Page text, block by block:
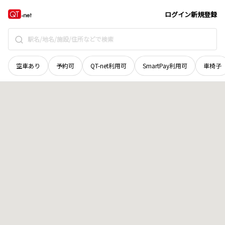
ログイン新規登録
空車あり 予約可 QT-net利用可 SmartPay利用可 車椅子
奈良県